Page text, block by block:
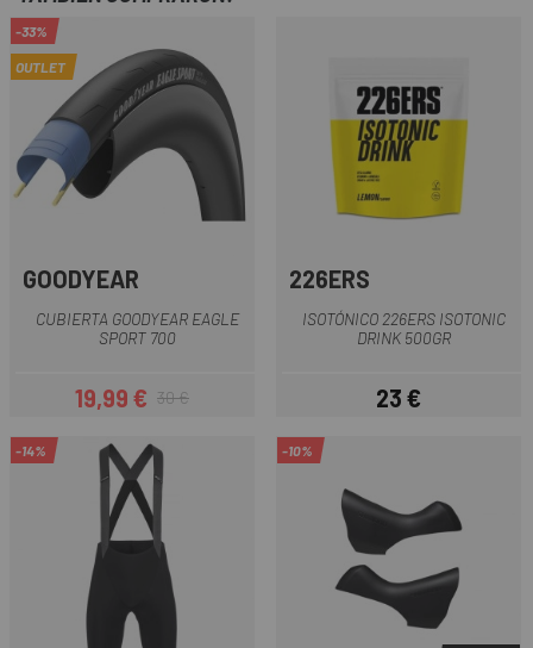
-33%
OUTLET
GOODYEAR
CUBIERTA GOODYEAR EAGLE
SPORT 700
Precio
19,99 €Precio regular
30 €
226ERS
ISOTÓNICO 226ERS ISOTONIC
DRINK 500GR
Precio
23 €
-14% -10%